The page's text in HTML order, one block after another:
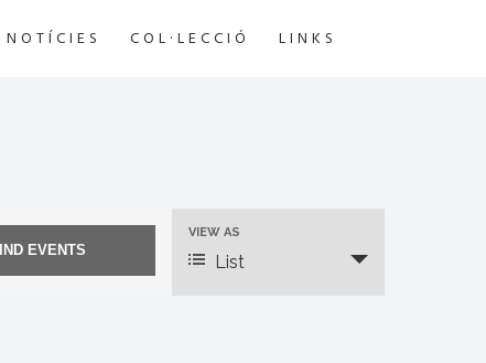
NOTÍCIES COL·LECCIÓ LINKS
VIEW AS
List